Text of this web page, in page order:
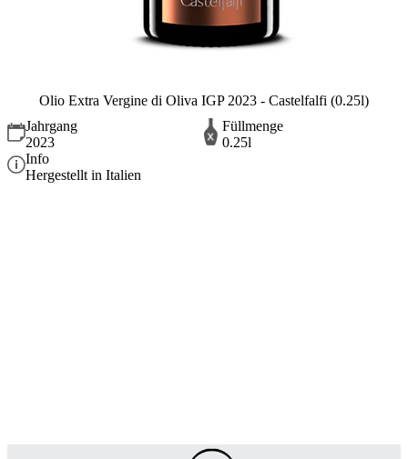
Olio Extra Vergine di Oliva IGP 2023 - Castelfalfi (0.25l)
Jahrgang
2023
Füllmenge
0.25l
Info
Hergestellt in Italien